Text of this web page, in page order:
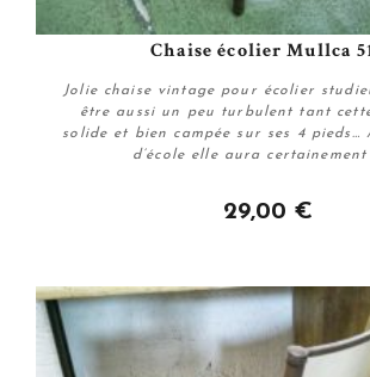
Chaise écolier Mullca
Jolie chaise vintage pour écolier
être aussi un peu turbulent tant
solide et bien campée sur ses 4 pieds…
d’école elle aura certainement
29,00 €